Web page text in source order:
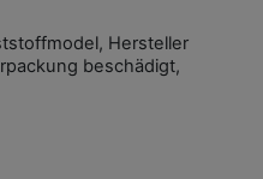
Hersteller
beschädigt,